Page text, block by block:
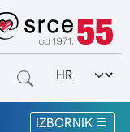
Odabir
IZBORNIK